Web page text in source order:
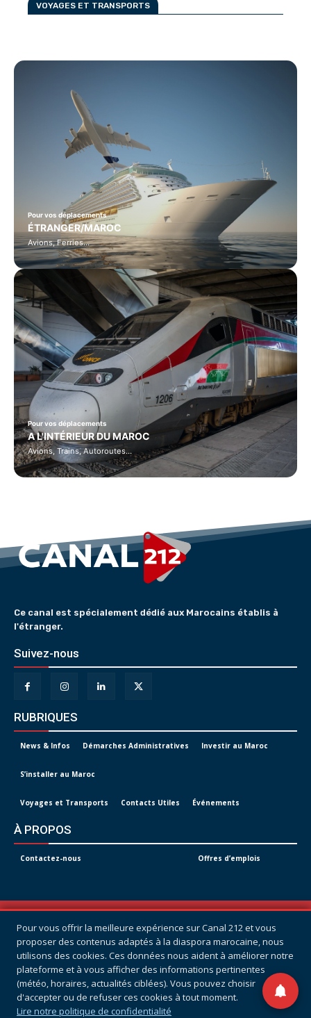
VOYAGES ET TRANSPORTS
Pour vos déplacements
ÉTRANGER/MAROC
Avions, Ferries…
Pour vos déplacements
A L'INTÉRIEUR DU MAROC
Avions, Trains, Autoroutes…
Ce canal est spécialement dédié aux Marocains établis à
l'étranger.
Suivez-nous
RUBRIQUES
News & Infos Démarches Administratives Investir au Maroc
S’installer au Maroc
Voyages et Transports Contacts Utiles Événements
À PROPOS
Contactez-nous Offres d’emplois
© Tous droits réservés -CANAL 212
POLITIQUE DE CONFIDENTIALITÉ
CONDITIONS GÉNÉRALES D’UTILISATION
Pour vous offrir la meilleure expérience sur Canal 212 et vous
proposer des contenus adaptés à la diaspora marocaine, nous
utilisons des cookies. Ces données nous aident à améliorer notre
plateforme et à vous afficher des informations pertinentes
(météo, horaires, actualités ciblées). Vous pouvez choisir
d'accepter ou de refuser ces cookies à tout moment.
Lire notre politique de confidentialité